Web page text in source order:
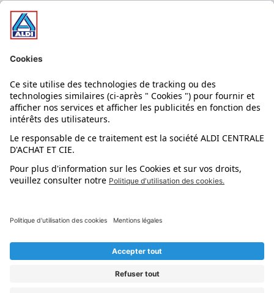
Nos bons plans
Nos rayons
Nos marques
Nos astuces
Évènements
L'application mobile